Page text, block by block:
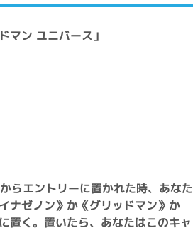
マン ユニバース」
らエントリーに置かれた時、あなた
ナゼノン》か《グリッドマン》か
置く。置いたら、あなたはこのキャ